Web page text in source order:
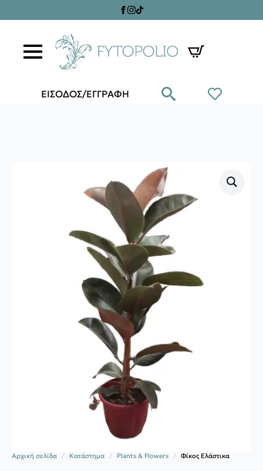
ΕΙΣΟΔΟΣ/ΕΓΓΡΑΦΗ
Αρχική σελίδα Κατάστημα Plants & Flowers Φίκος Ελάστικα